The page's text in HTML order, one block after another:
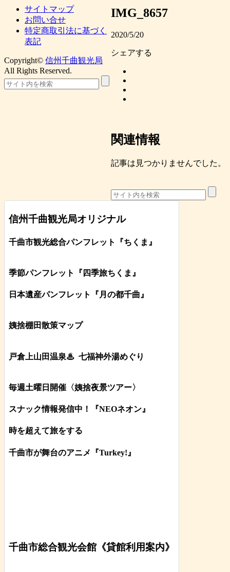
IMG_8657
2020/5/20
シェアする
関連情報
記事は見つかりませんでした。
信州千曲観光局オリジナル
千曲市観光総合パンフレット 『ちくま 』
季節パンフレット『四季旅ちくま』
日本遺産パンフレット 『月の都千曲 』
姨捨棚田散策マップ
戸倉上山田温泉♨ 七福神外湯めぐり
毎週土曜日開催〈姨捨夜景ツアー〉
スナック情報発信中！『NEOネオン』
時を超えて旅をする
千曲市が舞台のアニメ『Turkey!』
千曲市総合観光会館《貸館利用案内》
サイトマップ
お問い合せ
特定商取引法に基づく
表記
Copyright© 信州千曲観光局
All Rights Reserved.